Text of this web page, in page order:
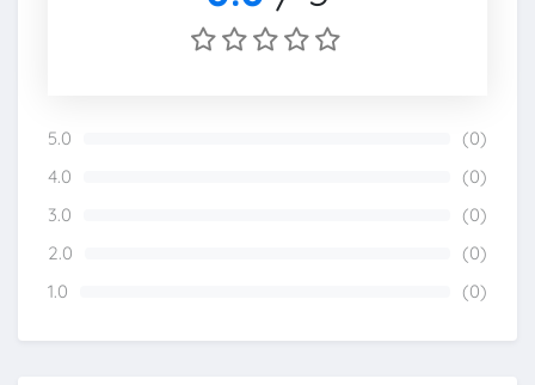
5.0
(0)
4.0
(0)
3.0
(0)
2.0
(0)
1.0
(0)